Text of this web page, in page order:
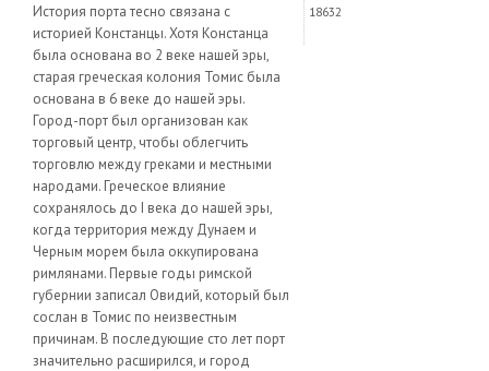
История порта тесно связана с
историей Констанцы. Хотя Констанца
была основана во 2 веке нашей эры,
старая греческая колония Томис была
основана в 6 веке до нашей эры.
Город-порт был организован как
торговый центр, чтобы облегчить
торговлю между греками и местными
народами. Греческое влияние
сохранялось до I века до нашей эры,
когда территория между Дунаем и
Черным морем была оккупирована
римлянами. Первые годы римской
губернии записал Овидий, который был
сослан в Томис по неизвестным
причинам. В последующие сто лет порт
значительно расширился, и город
18632